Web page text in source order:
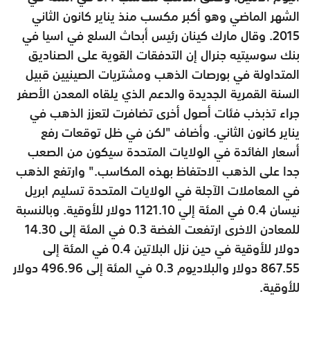
الشهر الماضي وهو أكبر مكسب منذ يناير كانون الثاني
2015. وقال مارك كينان رئيس أبحاث السلع في اسيا في
بنك سوسيتيه جنرال إن التدفقات القوية على الصناديق
المتداولة في بورصات الذهب ومشتريات الصينيين قبيل
السنة القمرية الجديدة والدعم الذي يلقاه المعدن الأصفر
جراء تذبذب فئات أصول أخرى تضافرت لتعزز الذهب في
يناير كانون الثاني. وأضاف "لكن في ظل توقعات رفع
أسعار الفائدة في الولايات المتحدة سيكون من الصعب
جدا على الذهب الاحتفاظ بهذه المكاسب." وارتفع الذهب
في المعاملات الآجلة في الولايات المتحدة تسليم ابريل
نيسان 0.4 في المئة إلي 1121.10 دولار للأوقية. وبالنسبة
للمعادن الاخرى ارتفعت الفضة 0.3 في المئة إلى 14.30
دولار للأوقية في حين نزل البلاتين 0.4 في المئة إلى
867.55 دولار والبلاديوم 0.3 في المئة إلى 496.96 دولار
للأوقية.